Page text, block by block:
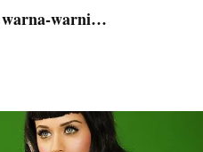
warna-warni…